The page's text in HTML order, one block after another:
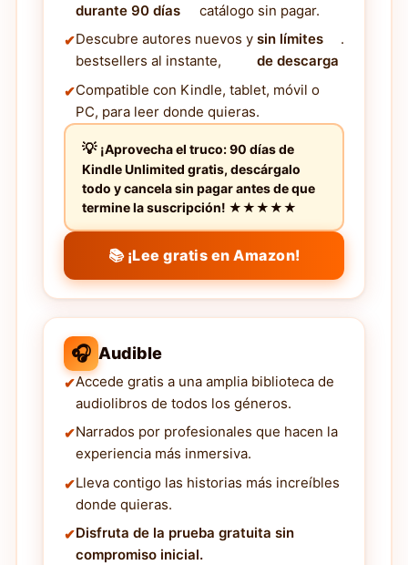
durante 90 días
catálogo sin pagar.
Descubre autores nuevos y
bestsellers al instante,
sin límites
de descarga
.
Compatible con Kindle, tablet, móvil o
PC, para leer donde quieras.
¡Aprovecha el truco: 90 días de
Kindle Unlimited gratis, descárgalo
todo y cancela sin pagar antes de que
termine la suscripción! ★★★★★
📚 ¡Lee gratis en Amazon!
🎧 Audible
Accede gratis a una amplia biblioteca de
audiolibros de todos los géneros.
Narrados por profesionales que hacen la
experiencia más inmersiva.
Lleva contigo las historias más increíbles
donde quieras.
Disfruta de la prueba gratuita sin
compromiso inicial.